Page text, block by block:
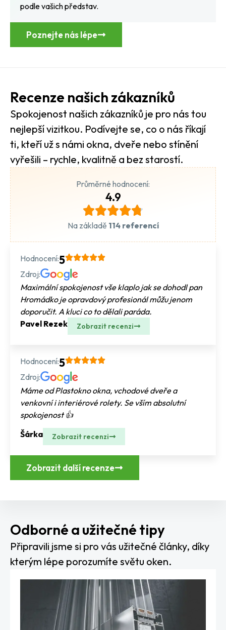
podle vašich představ.
Poznejte nás lépe
Recenze našich zákazníků
Spokojenost našich zákazníků je pro nás tou
nejlepší vizitkou. Podívejte se, co o nás říkají
ti, kteří už s námi okna, dveře nebo stínění
vyřešili – rychle, kvalitně a bez starostí.
Průměrné hodnocení:
4.9
Na základě 114 referencí
Hodnocení:5
Zdroj:
Maximální spokojenost vše klaplo jak se dohodl pan
Hromádko je opravdový profesionál můžu jenom
doporučit. A kluci co to dělali paráda.
Pavel Rezek
Zobrazit recenzi
Hodnocení:5
Zdroj:
Máme od Plastokno okna, vchodové dveře a
venkovní i interiérové rolety. Se vším absolutní
spokojenost 👍
Šárka
Zobrazit recenzi
Zobrazit další recenze
Odborné a užitečné tipy
Připravili jsme si pro vás užitečné články, díky
kterým lépe porozumíte světu oken.